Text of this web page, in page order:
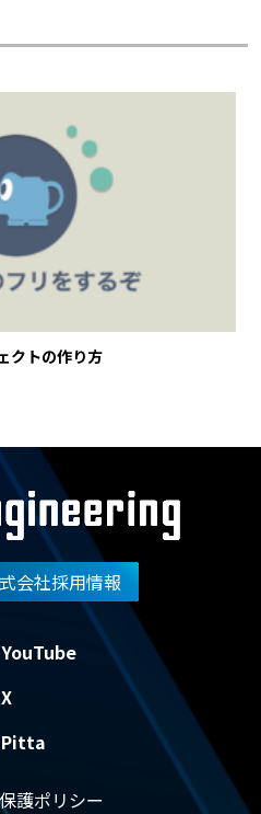
クトの作り方
会社採用情報
YouTube
X
Pitta
護ポリシー